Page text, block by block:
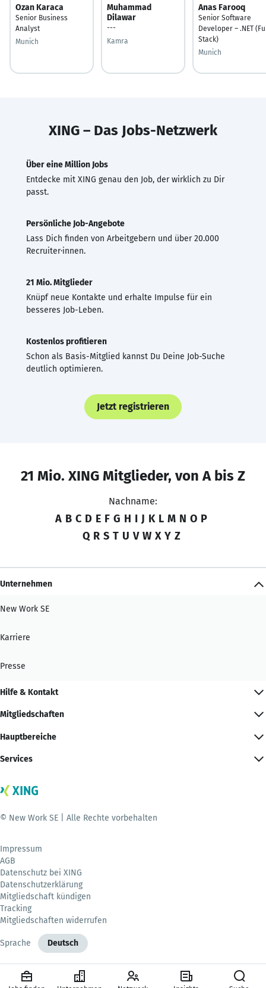
Ozan Karaca
Senior Business
Analyst
Munich
Muhammad
Dilawar
---
Kamra
Anas Farooq
Senior Software
Developer – .NET
Stack)
Munich
XING – Das Jobs-Netzwerk
Über eine Million Jobs
Entdecke mit XING genau den Job, der wirklich zu Dir
passt.
Persönliche Job-Angebote
Lass Dich finden von Arbeitgebern und über 20.000
Recruiter·innen.
21 Mio. Mitglieder
Knüpf neue Kontakte und erhalte Impulse für ein
besseres Job-Leben.
Kostenlos profitieren
Schon als Basis-Mitglied kannst Du Deine Job-Suche
deutlich optimieren.
Jetzt registrieren
21 Mio. XING Mitglieder, von A bis Z
Nachname:
A B C D E F G H I J K L M N O P
Q R S T U V W X Y Z
Unternehmen
New Work SE
Karriere
Presse
Hilfe & Kontakt
Mitgliedschaften
Hauptbereiche
Services
© New Work SE | Alle Rechte vorbehalten
Impressum
AGB
Datenschutz bei XING
Datenschutzerklärung
Mitgliedschaft kündigen
Tracking
Mitgliedschaften widerrufen
Sprache Deutsch